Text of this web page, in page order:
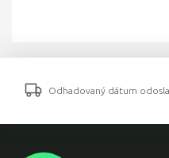
Odhadovaný dátum